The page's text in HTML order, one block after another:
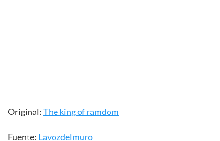
Original:The king of ramdom
Fuente: Lavozdelmuro